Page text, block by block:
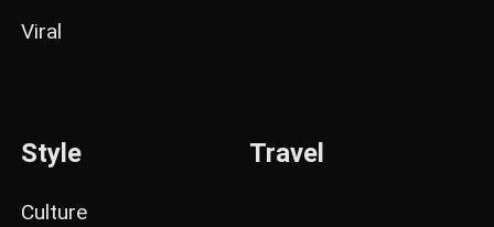
Viral
Style
Culture
Travel